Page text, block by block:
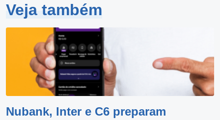
Veja também
Nubank, Inter e C6 preparam